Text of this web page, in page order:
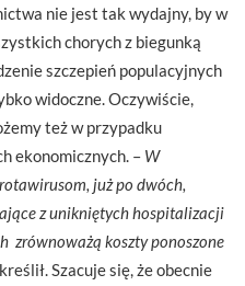
nie jest tak wydajny, by w
chorych z biegunką
szczepień populacyjnych
widoczne. Oczywiście,
też w przypadku
ekonomicznych. – W
już po dwóch,
z unikniętych hospitalizacji
zrównoważą koszty ponoszone
Szacuje się, że obecnie